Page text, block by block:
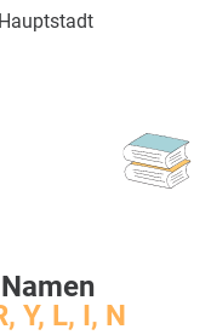
Y, L, I, N